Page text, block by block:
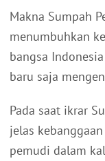
Makna Sumpah
menumbuhkan
bangsa
baru saja
Pada saat ikrar
jelas
pemudi dalam